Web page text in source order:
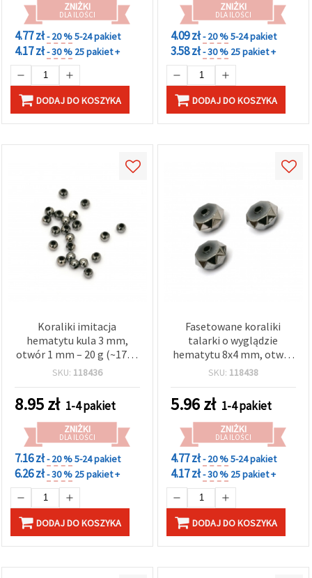
ZNIŻKI
DLA ILOŚCI
4.77 zł- 20 %5-24 pakiet
4.17 zł- 30 % 25 pakiet +
DODAJ DO KOSZYKA
ZNIŻKI
DLA ILOŚCI
4.09 zł- 20 %5-24 pakiet
3.58 zł- 30 % 25 pakiet +
DODAJ DO KOSZYKA
Koraliki imitacja
hematytu kula 3 mm,
otwór 1 mm – 20 g (~1750
szt.) do biżuterii i
SKU: 118436
8.95zł 1-4 pakiet
ZNIŻKI
DLA ILOŚCI
7.16 zł- 20 %5-24 pakiet
6.26 zł- 30 % 25 pakiet +
DODAJ DO KOSZYKA
Fasetowane koraliki
talarki o wyglądzie
hematytu 8x4 mm, otwór
1,5 mm, 20 g (ok. 165 szt.)
SKU: 118438
5.96zł 1-4 pakiet
ZNIŻKI
DLA ILOŚCI
4.77 zł- 20 %5-24 pakiet
4.17 zł- 30 % 25 pakiet +
DODAJ DO KOSZYKA